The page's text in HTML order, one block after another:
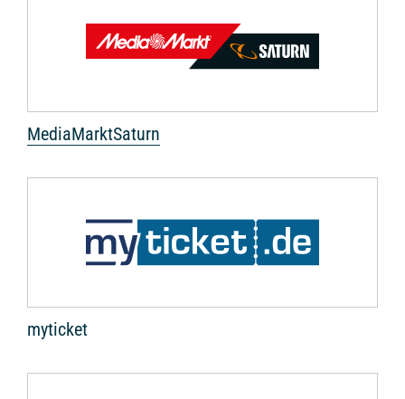
MediaMarktSaturn
myticket